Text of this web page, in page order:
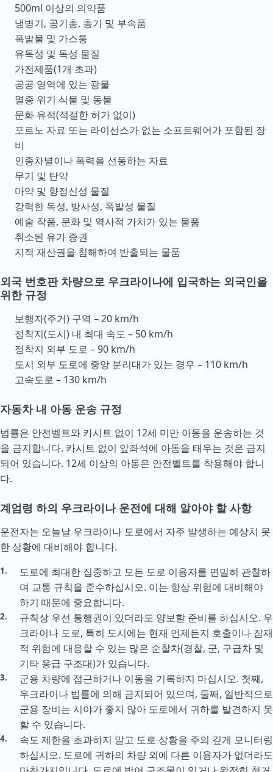
500ml 이상의 의약품
냉병기, 공기총, 총기 및 부속품
폭발물 및 가스통
유독성 및 독성 물질
가전제품(1개 초과)
공공 영역에 있는 광물
멸종 위기 식물 및 동물
문화 유적(적절한 허가 없이)
포르노 자료 또는 라이선스가 없는 소프트웨어가 포함된 장
비
인종차별이나 폭력을 선동하는 자료
무기 및 탄약
마약 및 향정신성 물질
강력한 독성, 방사성, 폭발성 물질
예술 작품, 문화 및 역사적 가치가 있는 물품
취소된 유가 증권
지적 재산권을 침해하여 반출되는 물품
외국 번호판 차량으로 우크라이나에 입국하는 외국인을
위한 규정
보행자(주거) 구역 – 20 km/h
정착지(도시) 내 최대 속도 – 50 km/h
정착지 외부 도로 – 90 km/h
도시 외부 도로에 중앙 분리대가 있는 경우 – 110 km/h
고속도로 – 130 km/h
자동차 내 아동 운송 규정
법률은 안전벨트와 카시트 없이 12세 미만 아동을 운송하는 것
을 금지합니다. 카시트 없이 앞좌석에 아동을 태우는 것은 금지
되어 있습니다. 12세 이상의 아동은 안전벨트를 착용해야 합니
다.
계엄령 하의 우크라이나 운전에 대해 알아야 할 사항
운전자는 오늘날 우크라이나 도로에서 자주 발생하는 예상치 못
한 상황에 대비해야 합니다.
도로에 최대한 집중하고 모든 도로 이용자를 면밀히 관찰하
며 교통 규칙을 준수하십시오. 이는 항상 위험에 대비해야
하기 때문에 중요합니다.
규칙상 우선 통행권이 있더라도 양보할 준비를 하십시오. 우
크라이나 도로, 특히 도시에는 현재 언제든지 호출이나 잠재
적 위험에 대응할 수 있는 많은 순찰차(경찰, 군, 구급차 및
기타 응급 구조대)가 있습니다.
군용 차량에 접근하거나 이동을 기록하지 마십시오. 첫째,
우크라이나 법률에 의해 금지되어 있으며, 둘째, 일반적으로
군용 장비는 시야가 좋지 않아 도로에서 귀하를 발견하지 못
할 수 있습니다.
속도 제한을 초과하지 말고 도로 상황을 주의 깊게 모니터링
하십시오. 도로에 귀하의 차량 외에 다른 이용자가 없더라도